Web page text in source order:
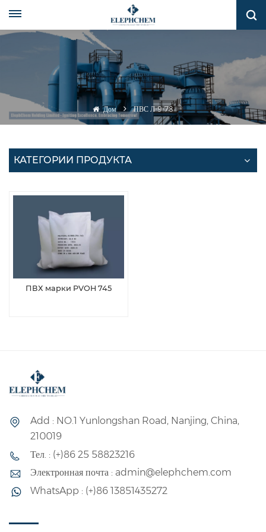
Дом ПВС Л-9-78
КАТЕГОРИИ ПРОДУКТА
ПВХ марки PVOH 745
Add : NO.1 Yunlongshan Road, Nanjing, China,
210019
Тел. : (+)86 25 58823216
Электронная почта : admin@elephchem.com
WhatsApp : (+)86 13851435272